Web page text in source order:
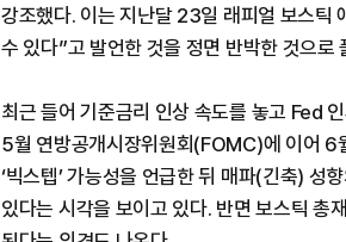
강조했다. 이는 지난달 23일 래피얼 보스틱
수 있다”고 발언한 것을 정면 반박한 것으로
최근 들어 기준금리 인상 속도를 놓고 Fed
5월 연방공개시장위원회(FOMC)에 이어
‘빅스텝’ 가능성을 언급한 뒤 매파(긴축) 성
있다는 시각을 보이고 있다. 반면 보스틱